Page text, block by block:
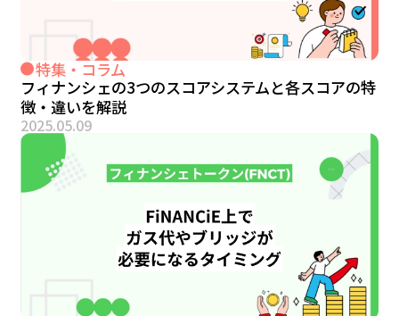
特集・コラム
フィナンシェの3つのスコアシステムと各スコアの特
徴・違いを解説
2025.05.09